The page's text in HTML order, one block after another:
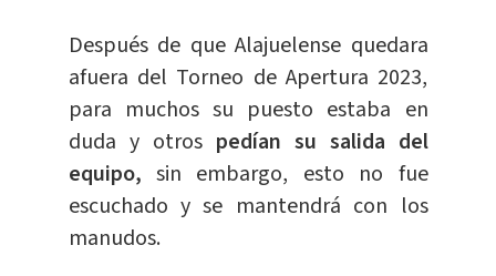
Después de que Alajuelense quedara
afuera del Torneo de Apertura 2023,
para muchos su puesto estaba en
duda y otros pedían su salida del
equipo, sin embargo, esto no fue
escuchado y se mantendrá con los
manudos.